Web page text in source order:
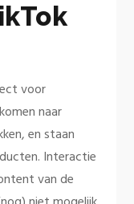
voor
naar
en staan
Interactie
van de